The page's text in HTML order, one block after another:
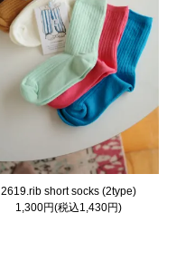
2619.rib short socks (2type)
1,300円(税込1,430円)